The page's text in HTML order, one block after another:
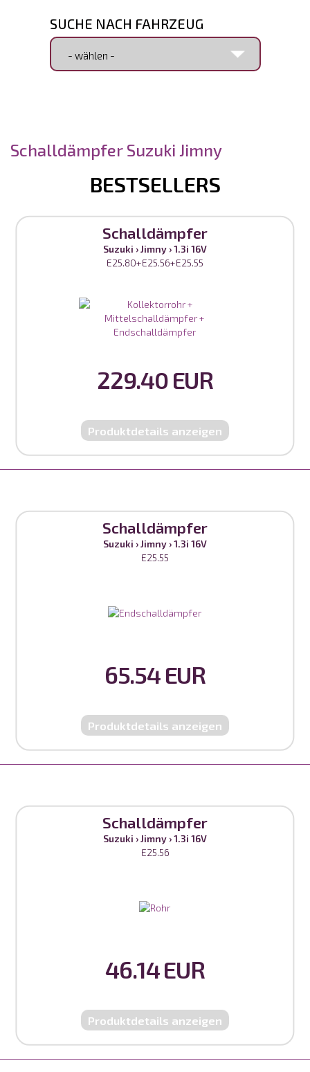
SUCHE NACH FAHRZEUG
Schalldämpfer Suzuki Jimny
BESTSELLERS
Schalldämpfer
Suzuki ›Jimny ›1.3i 16V
E25.80+E25.56+E25.55
229.40 EUR
Produktdetails anzeigen
Schalldämpfer
Suzuki ›Jimny ›1.3i 16V
E25.55
65.54 EUR
Produktdetails anzeigen
Schalldämpfer
Suzuki ›Jimny ›1.3i 16V
E25.56
46.14 EUR
Produktdetails anzeigen